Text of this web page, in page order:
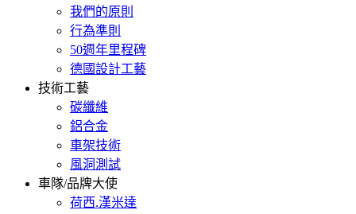
我們的原則
行為準則
50週年里程碑
德國設計工藝
技術工藝
碳纖維
鋁合金
車架技術
風洞測試
車隊/品牌大使
荷西.漢米達